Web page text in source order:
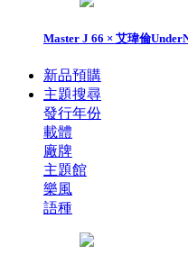
Master J 66 × 艾瑋倫
新品預購
主題搜尋
發行年份
載體
廠牌
主題館
樂風
語種